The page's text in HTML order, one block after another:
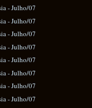
- Julho/07
- Julho/07
- Julho/07
- Julho/07
- Julho/07
- Julho/07
- Julho/07
- Julho/07